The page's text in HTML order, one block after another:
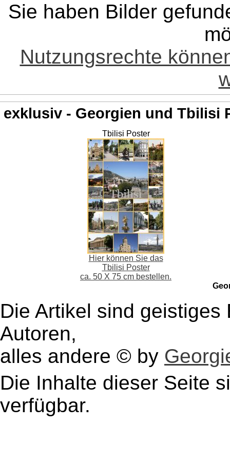
Sie haben Bilder
Nutzungsrechte
exklusiv - Georgien und Tbilisi
Tbilisi Poster
Hier können Sie das
Tbilisi Poster
ca. 50 X 75 cm bestellen.
Die Artikel sind
Autoren,
alles andere © by
Die Inhalte dieser Seite
verfügbar.